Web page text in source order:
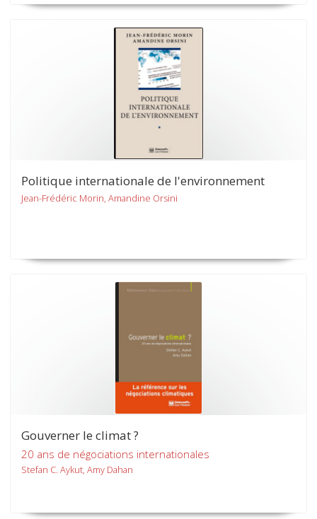
Politique internationale de l'environnement
Jean-Frédéric Morin, Amandine Orsini
Gouverner le climat ?
20 ans de négociations internationales
Stefan C. Aykut, Amy Dahan